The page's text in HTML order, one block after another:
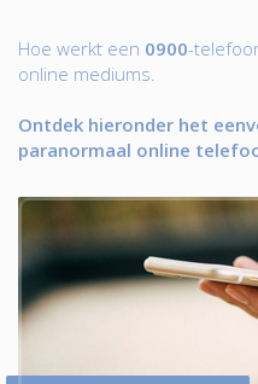
Hoe werkt een 0900-
online mediums.
Ontdek hieronder het
paranormaal online